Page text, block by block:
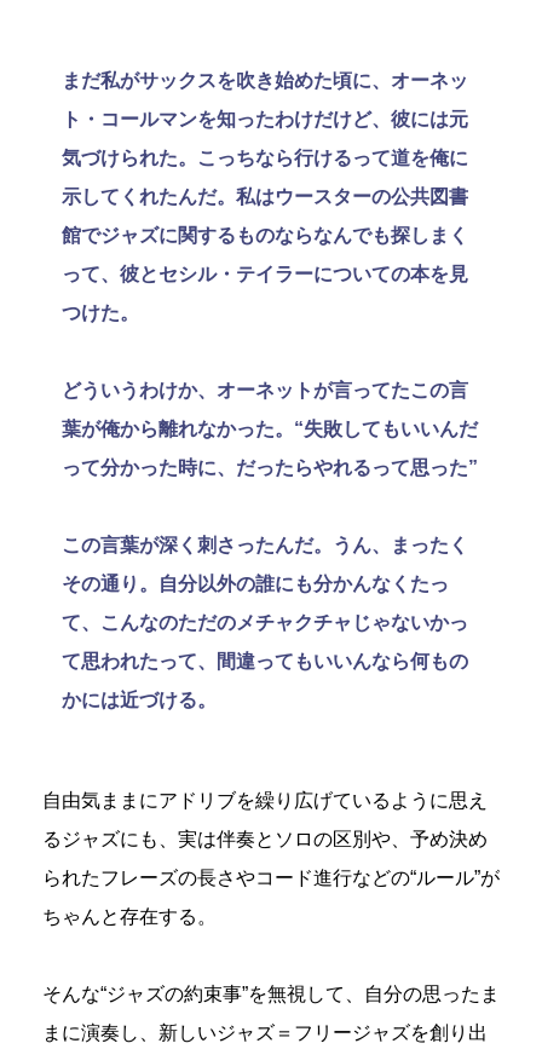
まだ私がサックスを吹き始めた頃に、オーネッ
ト・コールマンを知ったわけだけど、彼には元
気づけられた。こっちなら行けるって道を俺に
示してくれたんだ。私はウースターの公共図書
館でジャズに関するものならなんでも探しまく
って、彼とセシル・テイラーについての本を見
つけた。
どういうわけか、オーネットが言ってたこの言
葉が俺から離れなかった。“失敗してもいいんだ
って分かった時に、だったらやれるって思った”
この言葉が深く刺さったんだ。うん、まったく
その通り。自分以外の誰にも分かんなくたっ
て、こんなのただのメチャクチャじゃないかっ
て思われたって、間違ってもいいんなら何もの
かには近づける。
自由気ままにアドリブを繰り広げているように思え
るジャズにも、実は伴奏とソロの区別や、予め決め
られたフレーズの長さやコード進行などの“ルール”が
ちゃんと存在する。
そんな“ジャズの約束事”を無視して、自分の思ったま
まに演奏し、新しいジャズ＝フリージャズを創り出